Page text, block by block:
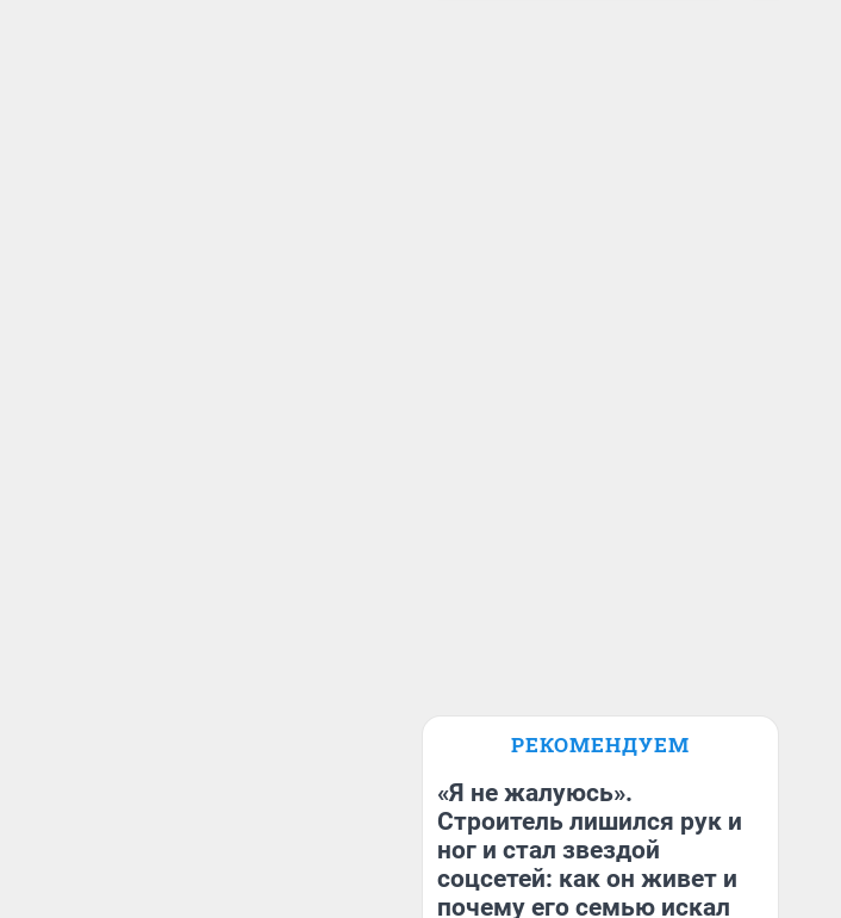
РЕКОМЕНДУЕМ
«Я не жалуюсь».
Строитель лишился рук и
ног и стал звездой
соцсетей: как он живет и
почему его семью искал